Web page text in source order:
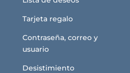
Tarjeta regalo
Contraseña, correo y
usuario
Desistimiento